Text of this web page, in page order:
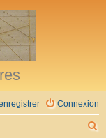
Connexion